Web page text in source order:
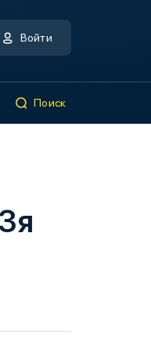
Войти
Поиск